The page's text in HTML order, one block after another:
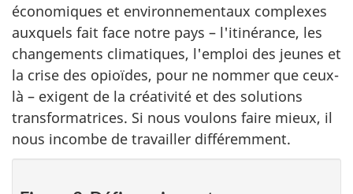
économiques et environnementaux complexes
auxquels fait face notre pays – l'itinérance, les
changements climatiques, l'emploi des jeunes et
la crise des opioïdes, pour ne nommer que ceux-
là – exigent de la créativité et des solutions
transformatrices. Si nous voulons faire mieux, il
nous incombe de travailler différemment.